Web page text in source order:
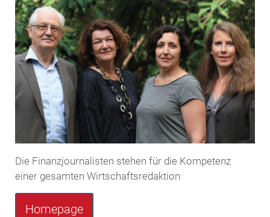
Die Finanzjournalisten stehen für die Kompetenz
einer gesamten Wirtschaftsredaktion
Homepage